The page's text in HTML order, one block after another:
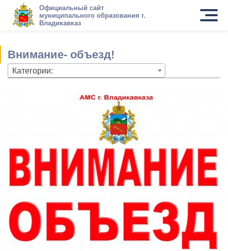
Официальный сайт
муниципального образования г.
Владикавказ
Внимание- объезд!
Категории: